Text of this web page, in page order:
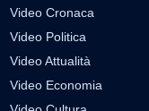
Video Cronaca
Video Politica
Video Attualità
Video Economia